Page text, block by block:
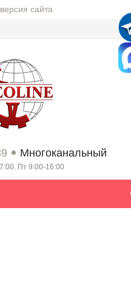
сайта
Многоканальный
Пт 9:00-16:00